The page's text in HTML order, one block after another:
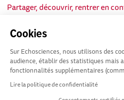
Cookies
Sur Echosciences, nous utilisons des
audience, établir des statistiques mais
fonctionnalités supplémentaires
Lire la politique de confidentialité
Partager, découvrir, rentrer en
culture scientifique, technique et
Mentions légales|Politique de
|Ligne éditoriale